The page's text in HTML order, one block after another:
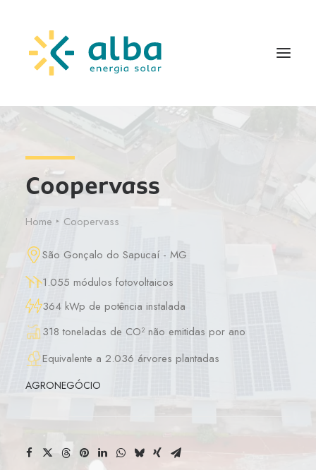
Coopervass
Home Coopervass
São Gonçalo do Sapucaí - MG
1.055 módulos fotovoltaicos
364 kWp de potência instalada
318 toneladas de CO² não emitidas por ano
Equivalente a 2.036 árvores plantadas
AGRONEGÓCIO